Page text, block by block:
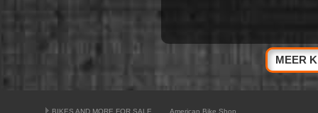
MEER
BIKES AND MORE FOR SALE
American Bike Shop